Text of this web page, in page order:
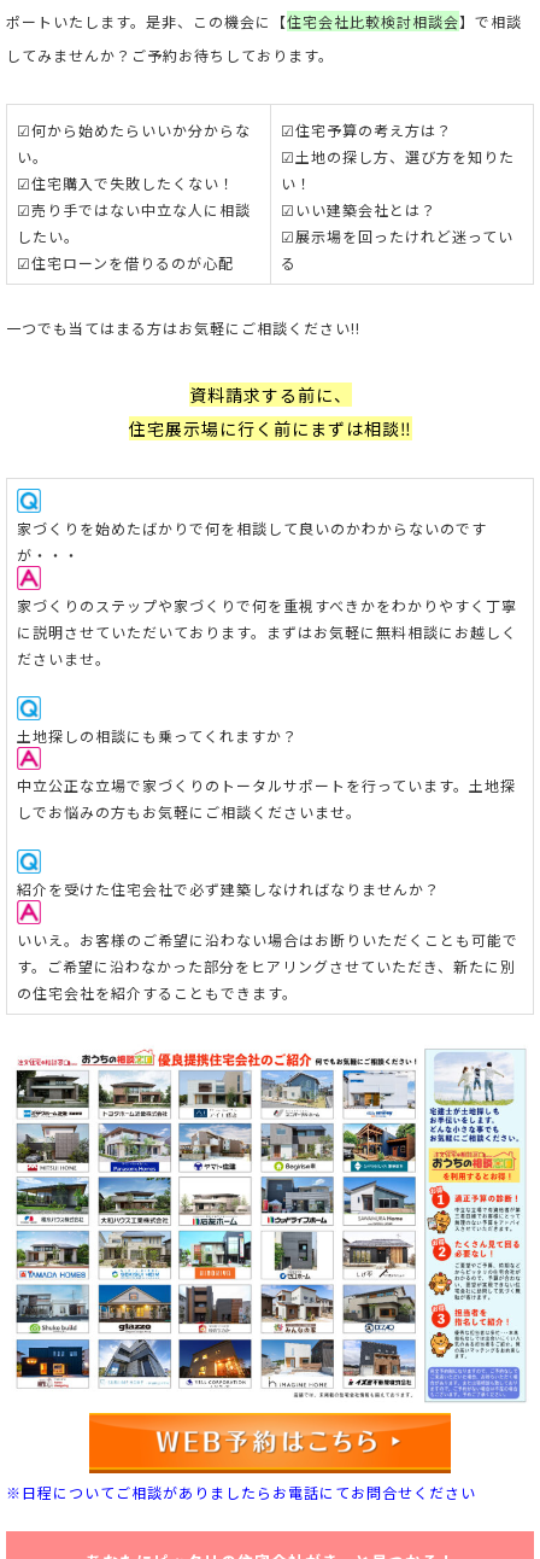
ポートいたします。是非、この機会に【住宅会社比較検討相談会】で相談
してみませんか？ご予約お待ちしております。
☑何から始めたらいいか分からな
い。
☑住宅購入で失敗したくない！
☑売り手ではない中立な人に相談
したい。
☑住宅ローンを借りるのが心配
☑住宅予算の考え方は？
☑土地の探し方、選び方を知りた
い！
☑いい建築会社とは？
☑展示場を回ったけれど迷ってい
る
一つでも当てはまる方はお気軽にご相談ください!!
資料請求する前に、
住宅展示場に行く前にまずは相談‼
家づくりを始めたばかりで何を相談して良いのかわからないのです
が・・・
家づくりのステップや家づくりで何を重視すべきかをわかりやすく丁寧
に説明させていただいております。まずはお気軽に無料相談にお越しく
ださいませ。
土地探しの相談にも乗ってくれますか？
中立公正な立場で家づくりのトータルサポートを行っています。 土地探
しでお悩みの方もお気軽にご相談くださいませ。
紹介を受けた住宅会社で必ず建築しなければなりませんか？
いいえ。お客様のご希望に沿わない場合はお断りいただくことも可能で
す。ご希望に沿わなかった部分をヒアリングさせていただき、新たに別
の住宅会社を紹介することもできます。
※日程についてご相談がありましたらお電話にてお問合せください